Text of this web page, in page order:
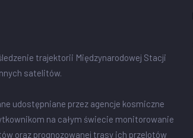
trajektorii Międzynarodowej Stacji
satelitów.
udostępniane przez agencje kosmiczne
na całym świecie monitorowanie
oraz prognozowanej trasy ich przelotów